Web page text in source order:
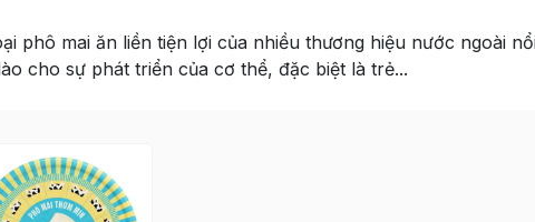
phô mai ăn liền tiện lợi của nhiều thương hiệu nước ngoài
cho sự phát triển của cơ thể, đặc biệt là trẻ...